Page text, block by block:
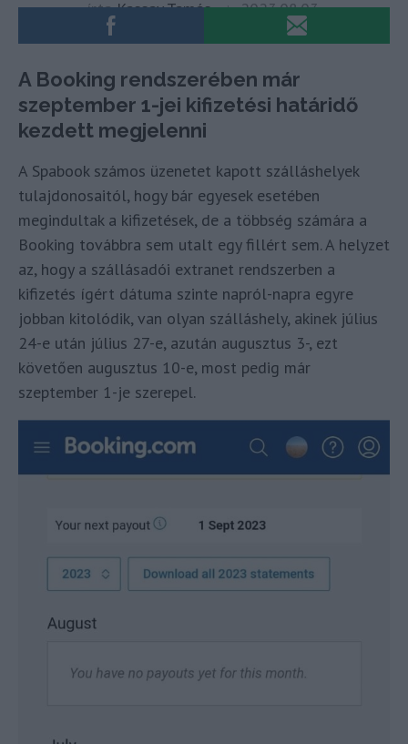
A Booking rendszerében már
szeptember 1-jei kifizetési határidő
kezdett megjelenni
A Spabook számos üzenetet kapott szálláshelyek
tulajdonosaitól, hogy bár egyesek esetében
megindultak a kifizetések, de a többség számára a
Booking továbbra sem utalt egy fillért sem. A helyzet
az, hogy a szállásadói extranet rendszerben a
kifizetés ígért dátuma szinte napról-napra egyre
jobban kitolódik, van olyan szálláshely, akinek július
24-e után július 27-e, azután augusztus 3-, ezt
követően augusztus 10-e, most pedig már
szeptember 1-je szerepel.